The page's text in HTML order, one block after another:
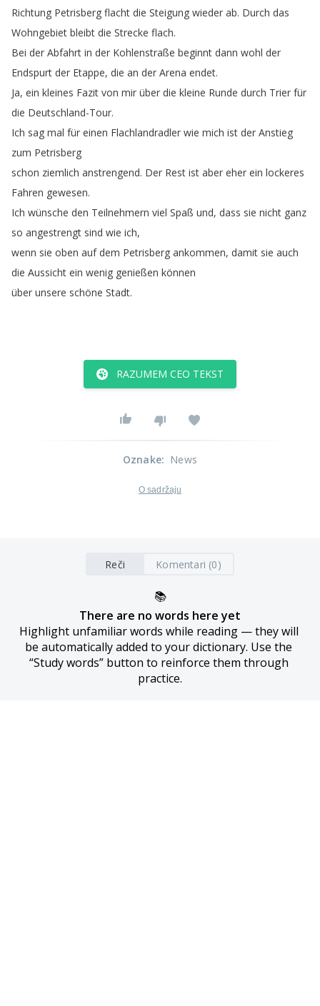
Richtung Petrisberg flacht die Steigung wieder ab. Durch das
Wohngebiet bleibt die Strecke flach.
Bei der Abfahrt in der Kohlenstraße beginnt dann wohl der
Endspurt der Etappe, die an der Arena endet.
Ja, ein kleines Fazit von mir über die kleine Runde durch Trier für
die Deutschland-Tour.
Ich sag mal für einen Flachlandradler wie mich ist der Anstieg
zum Petrisberg
schon ziemlich anstrengend. Der Rest ist aber eher ein lockeres
Fahren gewesen.
Ich wünsche den Teilnehmern viel Spaß und, dass sie nicht ganz
so angestrengt sind wie ich,
wenn sie oben auf dem Petrisberg ankommen, damit sie auch
die Aussicht ein wenig genießen können
über unsere schöne Stadt.
RAZUMEM CEO TEKST
Oznake: News
O sadržaju
Reči Komentari (0)
📚
There are no words here yet
Highlight unfamiliar words while reading — they will
be automatically added to your dictionary. Use the
“Study words” button to reinforce them through
practice.